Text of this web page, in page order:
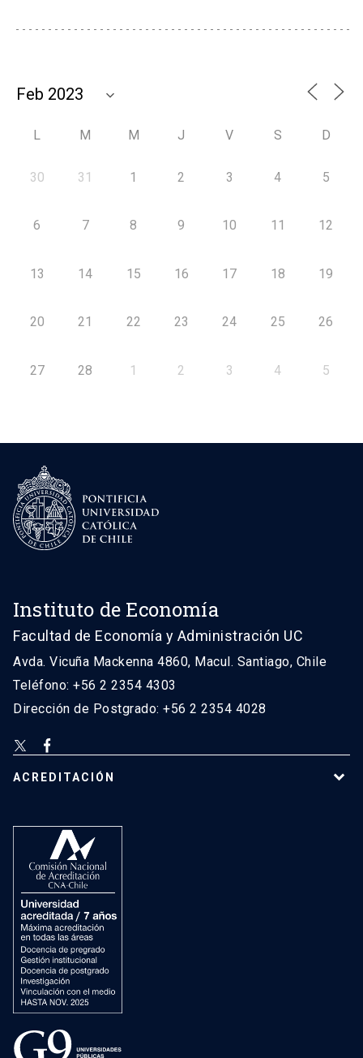
L M M J V S D
30 31 1 2 3 4 5
6 7 8 9 10 11 12
13 14 15 16 17 18 19
20 21 22 23 24 25 26
27 28 1 2 3 4 5
Instituto de Economía
Facultad de Economía y Administración UC
Avda. Vicuña Mackenna 4860, Macul. Santiago, Chile
Teléfono: +56 2 2354 4303
Dirección de Postgrado: +56 2 2354 4028
ACREDITACIÓN